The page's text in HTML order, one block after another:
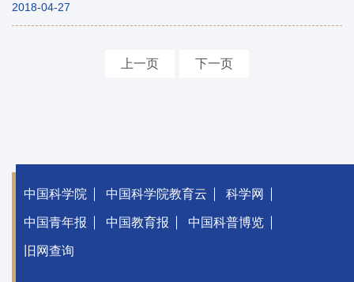
2018-04-27
上一页 下一页
中国科学院 中国科学院教育云 科学网
中国青年报 中国教育报 中国科普博览
旧网查询